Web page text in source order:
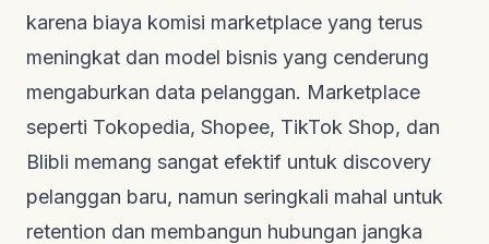
karena biaya komisi marketplace yang terus
meningkat dan model bisnis yang cenderung
mengaburkan data pelanggan. Marketplace
seperti Tokopedia, Shopee, TikTok Shop, dan
Blibli memang sangat efektif untuk discovery
pelanggan baru, namun seringkali mahal untuk
retention dan membangun hubungan jangka